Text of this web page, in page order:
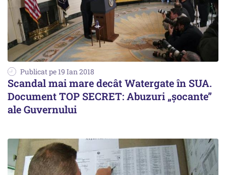
Publicat pe 19 Ian 2018
Scandal mai mare decât Watergate în SUA.
Document TOP SECRET: Abuzuri „șocante”
ale Guvernului